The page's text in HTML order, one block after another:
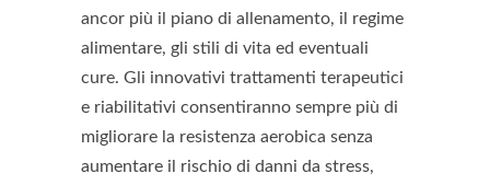
ancor più il piano di allenamento, il regime
alimentare, gli stili di vita ed eventuali
cure. Gli innovativi trattamenti terapeutici
e riabilitativi consentiranno sempre più di
migliorare la resistenza aerobica senza
aumentare il rischio di danni da stress,